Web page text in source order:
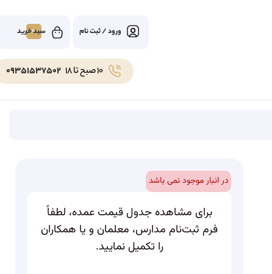
ورود / ثبت نام 0
10 صبح تا 18 09351537502
در انبار موجود نمی باشد
برای مشاهده جدول قیمت عمده، لطفاً
فرم ثبت‌نام مدارس، معلمان و یا همکاران
را تکمیل نمایید.